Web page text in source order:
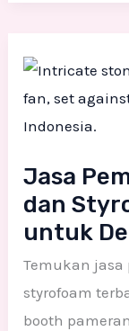
Jasa
dan
untuk
Temukan
styrofoam
booth
Pembuatan
Patung
Fiber
Styrofoam:
Solusi
Kreatif
untuk
Dekorasi